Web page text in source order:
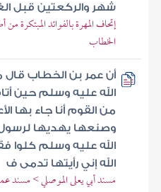
شهر والركعتين قبل
إتحاف المهرة بالفوائد
الخطاب
أن عمر بن الخطاب
الله عليه وسلم حين
من القوم أنا جاء بها
وصنعها يهديها
الله عليه وسلم كلوا
الله إني رأيتها تدمى ف
مسند أبي يعلى الموصلي > مسند